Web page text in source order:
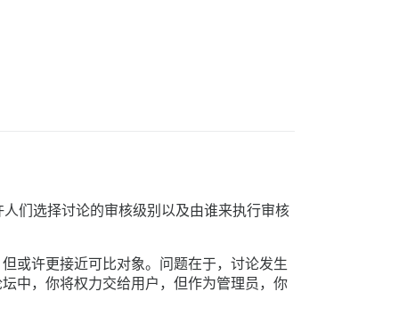
们选择讨论的审核级别以及由谁来执行审核
或许更接近可比对象。问题在于，讨论发生
中，你将权力交给用户，但作为管理员，你